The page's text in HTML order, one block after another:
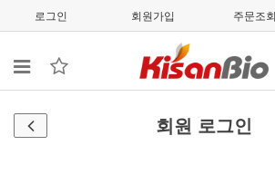
로그인 회원가입 주문조회
회원 로그인